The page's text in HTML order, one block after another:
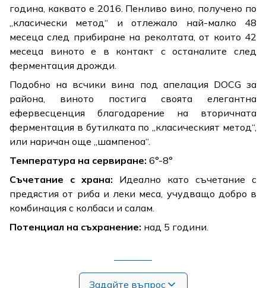
година, каквато е 2016. Пенливо вино, получено по
„класически метод“ и отлежало най-малко 48
месеца след прибиране на реколтата, от които 42
месеца виното е в контакт с останалите след
ферментация дрожди.
Подобно на всчики вина под апелация DOCG за
района, виното постига своята елегантна
ефервесценция благодарение на вторичната
ферментация в бутилката по „класическият метод“,
или наричан още „шампеноа“.
Температура на сервиране: 6°-8°
Съчетание с храна: Идеално като съчетание с
предястия от риба и леки меса, учудващо добро в
комбинация с колбаси и салам.
Потенциал на съхранение: над 5 години.
Задайте въпрос